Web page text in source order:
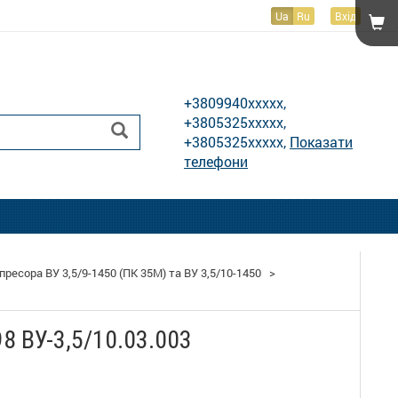
Ua Ru Вхід
+3809940xxxxx,
+3805325xxxxx,
+3805325xxxxx, Показати
телефони
ВУ 3,5/9-1450 (ПК 35М) та ВУ 3,5/10-1450 >
ВУ-3,5/10.03.003